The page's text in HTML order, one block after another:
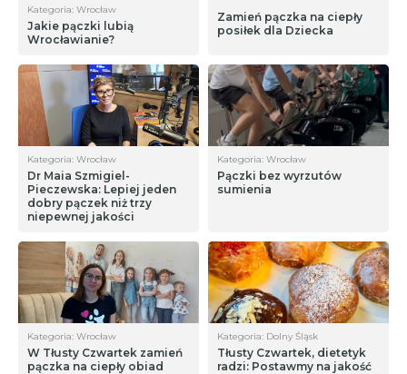
Kategoria: Wrocław
Jakie pączki lubią
Wrocławianie?
Zamień pączka na ciepły
posiłek dla Dziecka
Kategoria: Wrocław
Dr Maia Szmigiel-
Pieczewska: Lepiej jeden
dobry pączek niż trzy
niepewnej jakości
Kategoria: Wrocław
Pączki bez wyrzutów
sumienia
Kategoria: Wrocław
W Tłusty Czwartek zamień
pączka na ciepły obiad
Kategoria: Dolny Śląsk
Tłusty Czwartek, dietetyk
radzi: Postawmy na jakość